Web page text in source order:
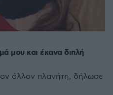
μου και έκανα διπλή
άλλον πλανήτη, δήλωσε